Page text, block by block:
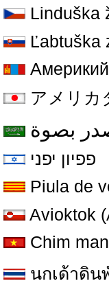
Linduška
Ľabtuška
アメリカ
بصوة
פפיון יפני
Piula de
Avioktok
Chim
นกเด้าดิน